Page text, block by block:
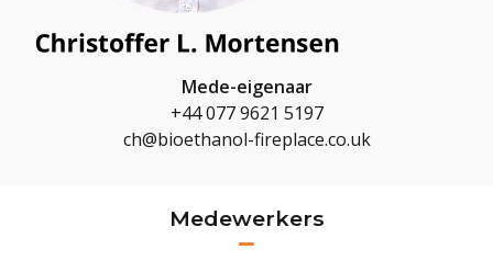
Mede-eigenaar
+44 077 9621 5197
ch@bioethanol-fireplace.co.uk
Medewerkers